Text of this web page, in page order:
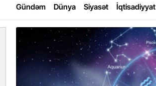
Gündəm Dünya Siyasət İqtisadiyyat